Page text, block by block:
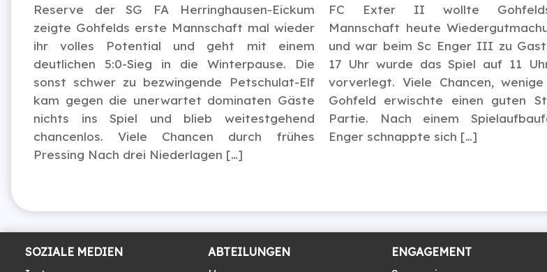
Reserve der SG FA Herringhausen-Eickum
zeigte Gohfelds erste Mannschaft mal wieder
ihr volles Potential und geht mit einem
deutlichen 5:0-Sieg in die Winterpause. Die
sonst schwer zu bezwingende Petschulat-Elf
kam gegen die unerwartet dominaten Gäste
nichts ins Spiel und blieb weitestgehend
chancenlos. Viele Chancen durch frühes
Pressing Nach drei Niederlagen […]
FC Exter II wollte
Mannschaft heute
und war beim Sc Enger III zu
17 Uhr wurde das Spiel auf 11
vorverlegt. Viele Chancen,
Gohfeld erwischte einen guten
Partie. Nach einem
Enger schnappte sich […]
SOZIALE MEDIEN
ABTEILUNGEN
ENGAGEMENT